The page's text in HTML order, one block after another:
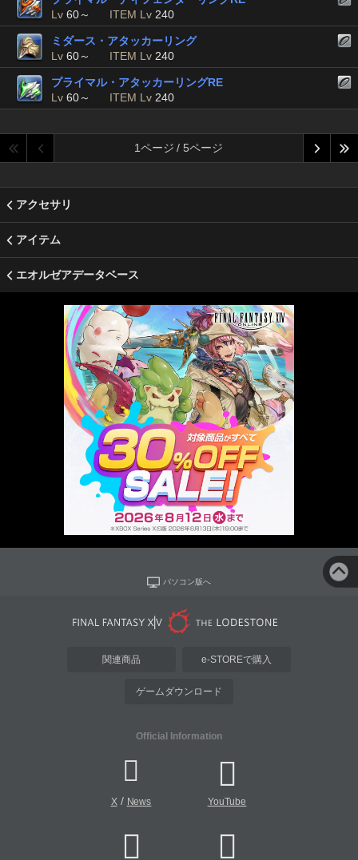
Lv 60～ ITEM Lv 240
ミダース・アタッカーリング
Lv 60～ ITEM Lv 240
プライマル・アタッカーリングRE
Lv 60～ ITEM Lv 240
1ページ / 5ページ
アクセサリ
アイテム
エオルゼアデータベース
パソコン版へ
関連商品 e-STOREで購入
ゲームダウンロード
Official Information
X/ News YouTube